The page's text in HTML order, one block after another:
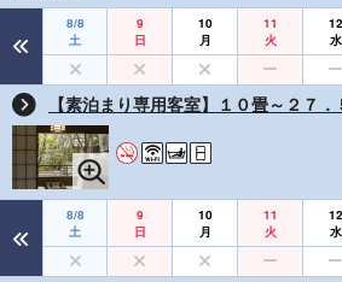
8/8
土
9
日
10
月
11
火
12
水
【素泊まり専用客室】１０畳～２７
8/8
土
9
日
10
月
11
火
12
水